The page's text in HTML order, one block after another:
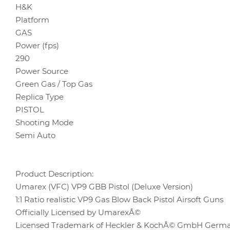
H&K
Platform
GAS
Power (fps)
290
Power Source
Green Gas / Top Gas
Replica Type
PISTOL
Shooting Mode
Semi Auto
Product Description:
Umarex (VFC) VP9 GBB Pistol (Deluxe Version)
1:1 Ratio realistic VP9 Gas Blow Back Pistol Airsoft Guns
Officially Licensed by UmarexÂ©
Licensed Trademark of Heckler & KochÂ© GmbH